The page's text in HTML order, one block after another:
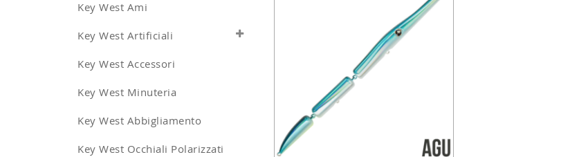
Key West Ami
Key West Artificiali
Key West Accessori
Key West Minuteria
Key West Abbigliamento
Key West Occhiali Polarizzati